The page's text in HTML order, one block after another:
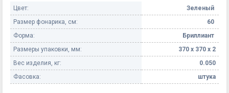
Цвет:
Зеленый
Размер фонарика, см:
60
Форма:
Бриллиант
Размеры упаковки, мм:
370 х 370 х 2
Вес изделия, кг:
0.050
Фасовка:
штука